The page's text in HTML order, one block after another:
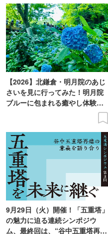
【2026】北鎌倉・明月院のあじ
さいを見に行ってみた！明月院
ブルーに包まれる癒やし体験レ
9月29日（火）開催！「五重塔」
の魅力に迫る連続シンポジウ
ム、最終回は、“谷中五重塔再建